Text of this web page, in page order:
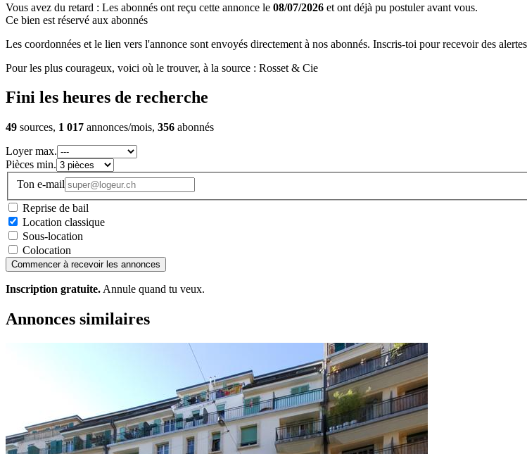
Vous avez du retard : Les abonnés ont reçu cette annonce le 08/07/2026 et ont déjà pu postuler avant vous.
Ce bien est réservé aux abonnés
Les coordonnées et le lien vers l'annonce sont envoyés directement à nos abonnés. Inscris-toi pour recevoir des
Pour les plus courageux, voici où le trouver, à la source : Rosset & Cie
Fini les heures de recherche
49 sources, 1 017 annonces/mois, 356 abonnés
Loyer max.
Pièces min.
Ton e-mail
Reprise de bail
Location classique
Sous-location
Colocation
Commencer à recevoir les annonces
Inscription gratuite. Annule quand tu veux.
Annonces similaires